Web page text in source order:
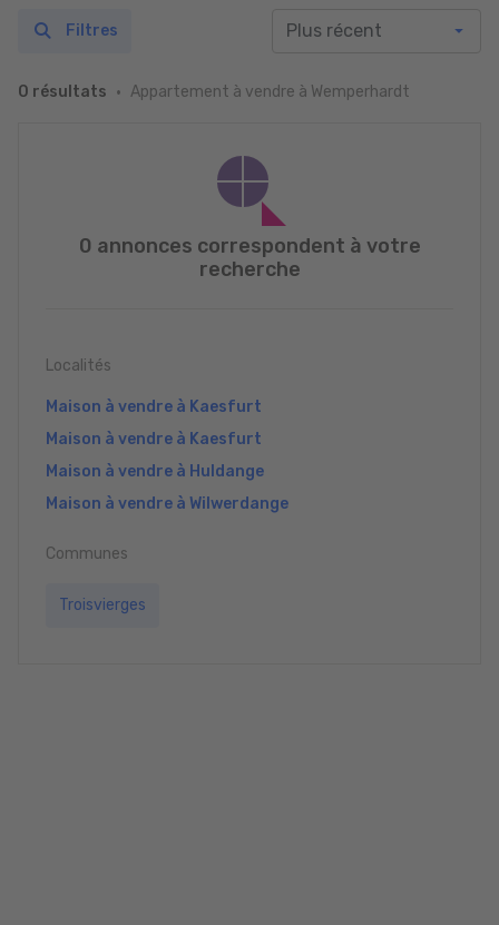
0 résultats Appartement à vendre à Wemperhardt
Filtres
0 annonces correspondent à votre
recherche
Localités
Maison à vendre à Kaesfurt
Maison à vendre à Kaesfurt
Maison à vendre à Huldange
Maison à vendre à Wilwerdange
Communes
Troisvierges